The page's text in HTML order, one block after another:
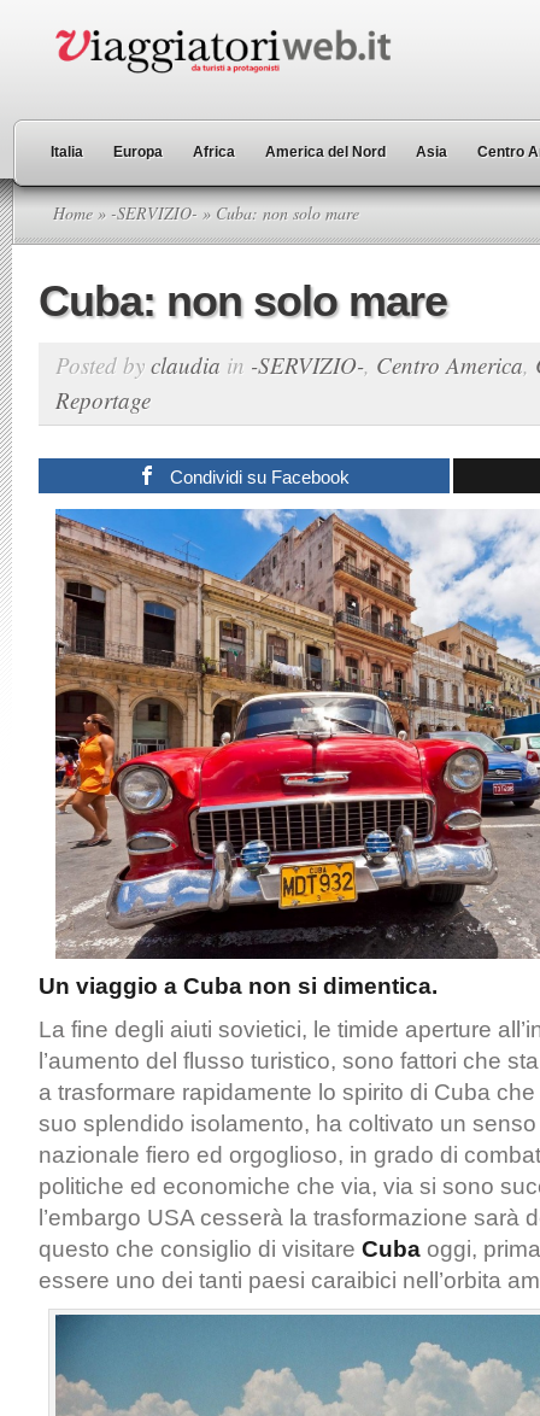
Italia Europa Africa America del Nord Asia Centro
Home » -SERVIZIO- » Cuba: non solo mare
Cuba: non solo mare
Posted by claudia in -SERVIZIO-, Centro America,
Reportage
Condividi su Facebook
Un viaggio a Cuba non si dimentica.
La fine degli aiuti sovietici, le timide aperture
l’aumento del flusso turistico, sono fattori che
a trasformare rapidamente lo spirito di Cuba
suo splendido isolamento, ha coltivato un senso
nazionale fiero ed orgoglioso, in grado di
politiche ed economiche che via, via si sono
l’embargo USA cesserà la trasformazione sarà
questo che consiglio di visitare Cuba oggi,
essere uno dei tanti paesi caraibici nell’orbita